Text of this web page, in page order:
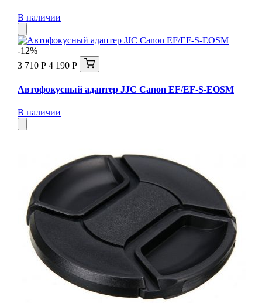
В наличии
-12%
3 710 Р 4 190 Р
Автофокусный адаптер JJC Canon EF/EF-S-EOSM
В наличии